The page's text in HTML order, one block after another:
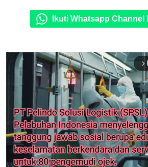
Ikuti Whatsapp Channel
arrow_forward_ios